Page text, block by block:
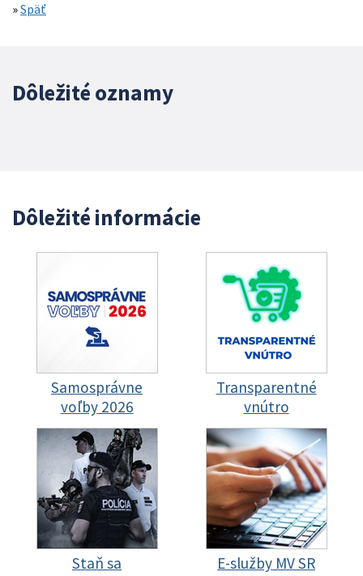
»Späť
Dôležité oznamy
Dôležité informácie
Samosprávne
voľby 2026
Transparentné
vnútro
Staň sa
E-služby MV SR